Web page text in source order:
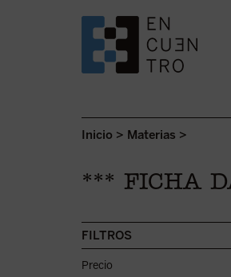
SALTAR AL CONTENIDO.
Inicio > Materias >
*** FICHA
FILTROS
Precio